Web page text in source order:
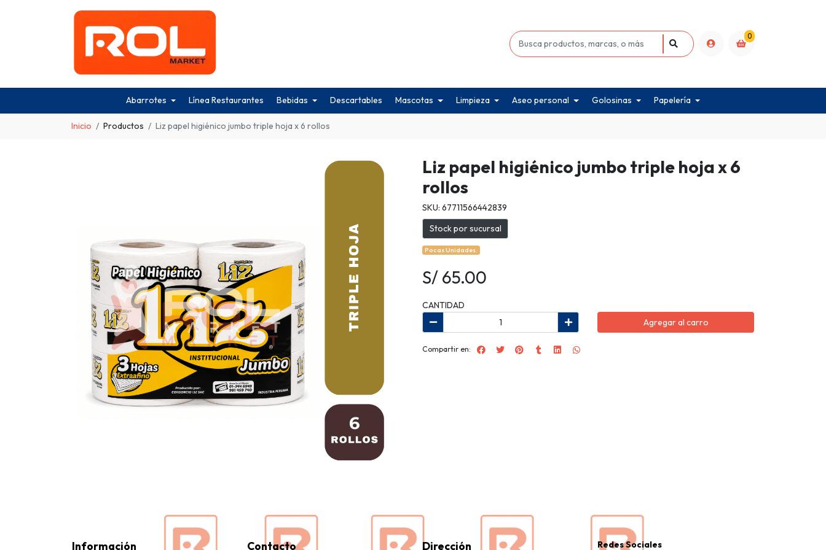
0
Abarrotes Línea Restaurantes Bebidas Descartables Mascotas Limpieza Aseo personal Golosinas Papelería
Inicio Productos Liz papel higiénico jumbo triple hoja x 6 rollos
Liz papel higiénico jumbo triple hoja x 6
rollos
SKU: 67711566442839
Stock por sucursal
Pocas Unidades.
S/ 65.00
CANTIDAD
Agregar al carro
Compartir en:
Información Contacto Dirección Redes Sociales